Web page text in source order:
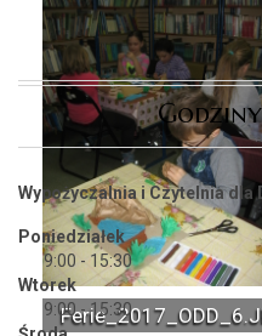
Wypożyczalnia i Czytelnia dla
Poniedziałek
9:00 - 15:30
Wtorek
9:00 - 15:30